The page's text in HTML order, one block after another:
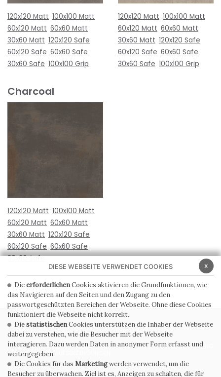
120x120 Matt 100x100 Matt
60x120 Matt 60x60 Matt
30x60 Matt 120x120 Safe
60x120 Safe 60x60 Safe
30x60 Safe 100x100 Grip
120x120 Matt 100x100 Matt
60x120 Matt 60x60 Matt
30x60 Matt 120x120 Safe
60x120 Safe 60x60 Safe
30x60 Safe 100x100 Grip
Charcoal
120x120 Matt 100x100 Matt
60x120 Matt 60x60 Matt
30x60 Matt 120x120 Safe
60x120 Safe 60x60 Safe
30x60 Safe
PRIVACY POLICY COOKIE POLICY
ALLGEMEINE
VERKAUFSBEDINGUNGEN
WHISTLEBLOWING
x
DIESE WEBSEITE VERWENDET COOKIES
DieerforderlichenCookies aktivieren die Grundfunktionen, wie
das Navigieren auf den Seiten und den Zugang zu den
passwortgeschützten Bereichen der Webseite. Ohne diese Cookies
funktioniert die Webseite nicht korrekt.
DiestatistischenCookies unterstützen die Inhaber der Webseite
dabei zu verstehen, wie die Besucher mit der Webseite
interagieren. Dazu werden Daten in anonymer Form erfasst und
weitergegeben.
Die Cookies für das Marketingwerden verwendet, um die
Besucher zu überwachen. Ziel ist es, Anzeigen zu schalten, die für